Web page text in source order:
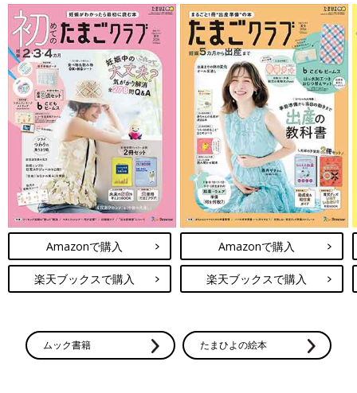
Amazonで購入
楽天ブックスで購入
Amazonで購入
楽天ブックスで購入
ムック書籍 たまひよの絵本